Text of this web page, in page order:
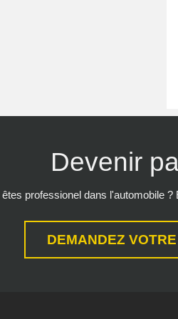
Devenir
professionel dans l'automobile
DEMANDEZ